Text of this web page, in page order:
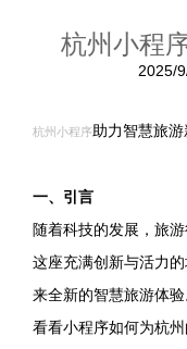
杭州小程
2025/
杭州小程序助力智慧旅
一、引言
随着科技的发展，旅
这座充满创新与活力
来全新的智慧旅游体
看看小程序如何为杭州